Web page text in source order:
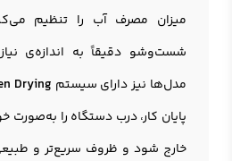
میزان مصرف آب را تنظیم
شست‌وشو دقیقاً به اندازه‌ی
مدل‌ها نیز دارای سیستم Drying
پایان کار، درب دستگاه را به‌صورت
خارج شود و ظروف سریع‌تر و